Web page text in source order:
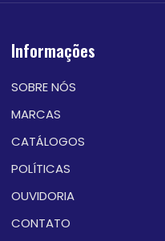
Informações
SOBRE NÓS
MARCAS
CATÁLOGOS
POLÍTICAS
OUVIDORIA
CONTATO